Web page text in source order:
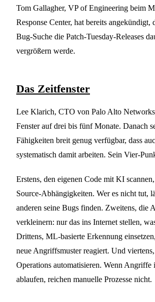
Tom Gallagher, VP of Engineering beim
Response Center, hat bereits angekündigt,
Bug-Suche die Patch-Tuesday-Releases
vergrößern werde.
Das Zeitfenster
Lee Klarich, CTO von Palo Alto
Fenster auf drei bis fünf Monate. Danach
Fähigkeiten breit genug verfügbar, dass
systematisch damit arbeiten. Sein Vier-
Erstens, den eigenen Code mit KI
Source-Abhängigkeiten. Wer es nicht tut,
anderen seine Bugs finden. Zweitens, die
verkleinern: nur das ins Internet stellen,
Drittens, ML-basierte Erkennung
neue Angriffsmuster reagiert. Und
Operations automatisieren. Wenn Angriffe
ablaufen, reichen manuelle Prozesse nicht.